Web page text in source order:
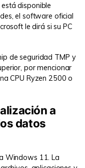
disponible
el software oficial
le dirá si su PC
de seguridad TMP y
por mencionar
CPU Ryzen 2500 o
a
datos
Windows 11. La